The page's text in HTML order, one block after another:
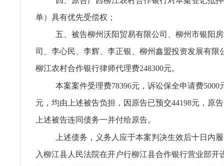
单）具有优先受偿权；
五、被告柳州沃阳贸易有限公司、柳州市银阳
司、李心民、李辉、李正银、柳州鑫盟投资发展有限
柳江农村合作银行律师代理费248300元。
本案案件受理费78396元，诉讼保全申请费5000
元，均由上述被告负担，因原告已预交44198元，原
上述被告连同债务一并付给原告。
上述债务，义务人应于本案判决生效后十日内
入柳江县人民法院在开户行柳江县合作银行营业部开